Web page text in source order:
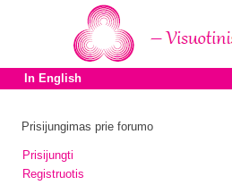
In English
Prisijungimas prie forumo
Prisijungti
Registruotis